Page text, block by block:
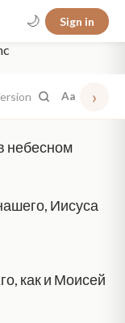
🌙 Sign in
Aa ›
небесном
Иисуса
как и Моисей